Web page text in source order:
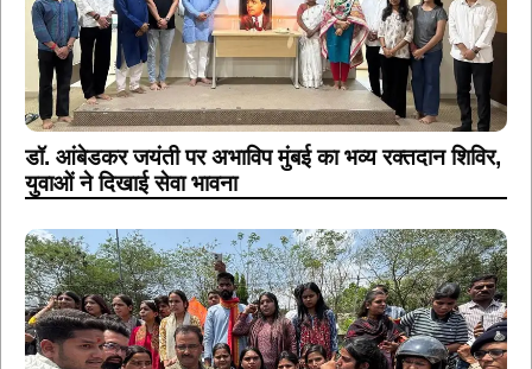
डॉ. आंबेडकर जयंती पर अभाविप मुंबई का भव्य रक्तदान शिविर,
युवाओं ने दिखाई सेवा भावना